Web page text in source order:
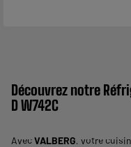
Découvrez notre
D W742C
AvecVALBERG, votre